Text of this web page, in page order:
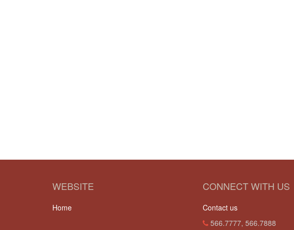
WEBSITE
Home
CONNECT WITH US
Contact us
566.7777, 566.7888